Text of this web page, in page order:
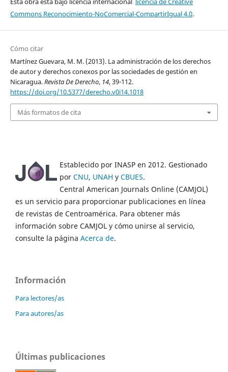
Commons Reconocimiento-NoComercial-CompartirIgual 4.0.
Cómo citar
Martínez Guevara, M. M. (2013). La administración de los derechos
de autor y derechos conexos por las sociedades de gestión en
Nicaragua.Revista De Derecho, 14, 39-112.
https://doi.org/10.5377/derecho.v0i14.1018
Más formatos de cita
Establecido por INASP en 2012. Gestionado
por CNU, UNAH y CBUES.
Central American Journals Online (CAMJOL)
es un servicio para proporcionar publicaciones en línea
de revistas de Centroamérica. Para obtener más
información sobre CAMJOL y cómo unirse al servicio,
consulte la página Acerca de.
Información
Para lectores/as
Para autores/as
Últimas publicaciones